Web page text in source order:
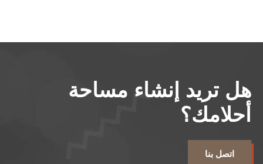
هل تريد إنشاء مساحة
أحلامك؟
اتصل بنا